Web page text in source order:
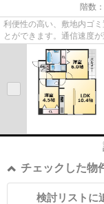
階数
利便性の高い、敷地内ゴ
とができます。通信速度
るイチオシ物件情報：「プ
チェックした物
検討リストに